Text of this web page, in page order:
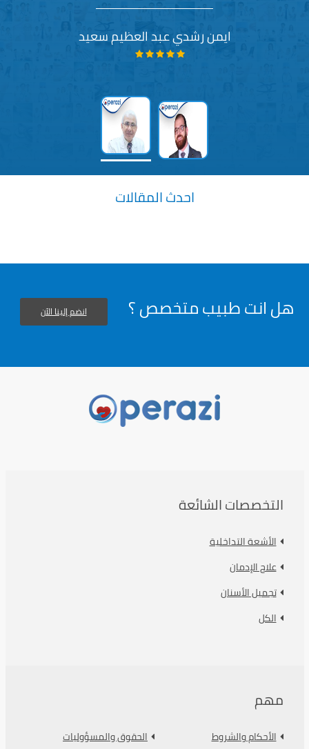
ايمن رشدي عبد العظيم سعيد
احدث المقالات
هل انت طبيب متخصص ؟ انضم إلينا الآن
التخصصات الشائعة
الأشعة التداخلية
علاج الإدمان
تجميل الأسنان
الكل
مهم
الأحكام والشروط الحقوق والمسؤوليات